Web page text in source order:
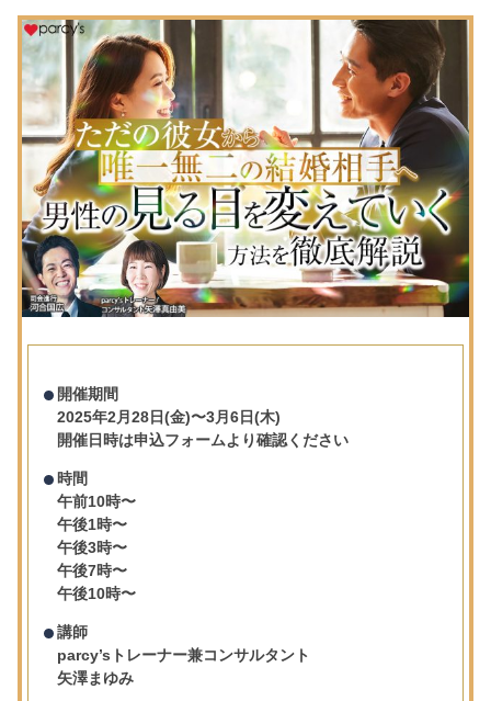
開催期間
2025年2月28日(金)〜3月6日(木)
開催日時は申込フォームより確認ください
時間
午前10時〜
午後1時〜
午後3時〜
午後7時〜
午後10時〜
講師
parcy’sトレーナー兼コンサルタント
矢澤まゆみ